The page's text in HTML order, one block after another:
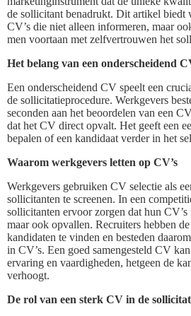
de sollicitant benadrukt. Dit artikel biedt
CV’s die niet alleen informeren, maar
men voortaan met zelfvertrouwen het
Het belang van een onderscheidend
Een onderscheidend CV speelt een
de sollicitatieprocedure. Werkgevers
seconden aan het beoordelen van een
dat het CV direct opvalt. Het geeft een
bepalen of een kandidaat verder in het
Waarom werkgevers letten op CV’s
Werkgevers gebruiken CV selectie als
sollicitanten te screenen. In een
sollicitanten ervoor zorgen dat hun
maar ook opvallen. Recruiters hebben
kandidaten te vinden en besteden
in CV’s. Een goed samengesteld CV
ervaring en vaardigheden, hetgeen de
verhoogt.
De rol van een sterk CV in de